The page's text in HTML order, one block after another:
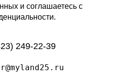
и соглашаетесь с
249-22-39